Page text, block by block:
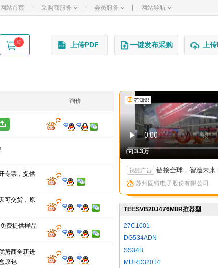
网站首页 采购商服务 会员服务 网站导航
0 上传PDF 一键发布采购 上
询价
专票，提供
可交货，原
费提供样品
势商全新进
原包
芯知识
3.3万
视频广告 链接全球，智造未来：苏州固锝以创新矩阵亮相国际高端产
苏州固锝电子股份有限公司
TEESVB20J476M8R推荐型
号
27C1001
DG534ADN
SS34B
MURD320T4